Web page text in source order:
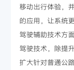
移动出行体验，
的应用，让系统
驾驶辅助技术方
驾驶技术，除提
扩大针对普通公